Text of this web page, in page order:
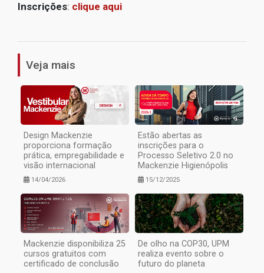
Inscrições: clique aqui
Veja mais
Design Mackenzie
proporciona formação
prática, empregabilidade e
visão internacional
14/04/2026
Estão abertas as
inscrições para o
Processo Seletivo 2.0 no
Mackenzie Higienópolis
15/12/2025
Mackenzie disponibiliza 25
cursos gratuitos com
certificado de conclusão
De olho na COP30, UPM
realiza evento sobre o
futuro do planeta